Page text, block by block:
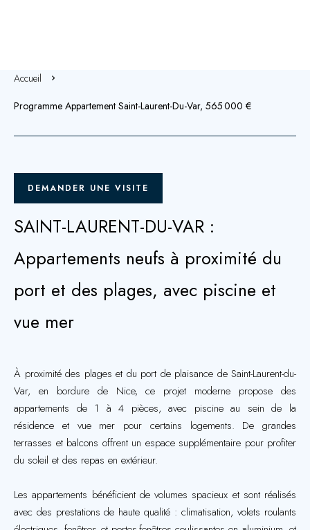
Accueil
Programme Appartement Saint-Laurent-Du-Var, 565 000 €
DEMANDER UNE VISITE
SAINT-LAURENT-DU-VAR :
Appartements neufs à proximité du
port et des plages, avec piscine et
vue mer
À proximité des plages et du port de plaisance de Saint-Laurent-du-
Var, en bordure de Nice, ce projet moderne propose des
appartements de 1 à 4 pièces, avec piscine au sein de la
résidence et vue mer pour certains logements. De grandes
terrasses et balcons offrent un espace supplémentaire pour profiter
du soleil et des repas en extérieur.
Les appartements bénéficient de volumes spacieux et sont réalisés
avec des prestations de haute qualité : climatisation, volets roulants